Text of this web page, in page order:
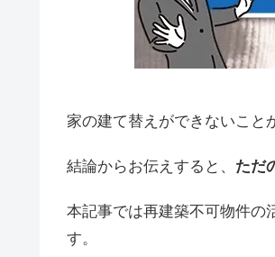
家の建て替えができないこと
結論からお伝えすると、 ただ
本記事では再建築不可物件の
す。